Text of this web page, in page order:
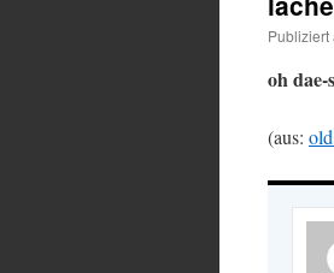
Publiziert
oh dae-
(aus: